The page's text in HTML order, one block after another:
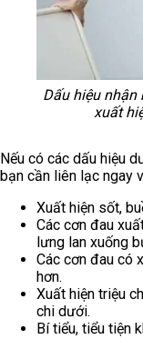
Dấu hiệu nhận
xuất
Nếu có các dấu hiệu
bạn cần liên lạc ngay
Xuất hiện sốt,
Các cơn đau
lưng lan xuống
Các cơn đau có
hơn.
Xuất hiện triệu
chi dưới.
Bí tiểu, tiểu tiện